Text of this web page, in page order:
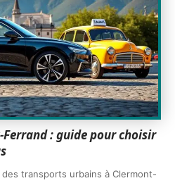
Ferrand : guide pour choisir
transports urbains à Clermont-